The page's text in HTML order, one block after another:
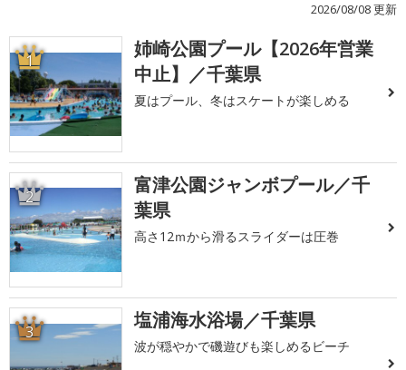
2026/08/08 更新
1
姉崎公園プール【2026年営業
中止】／千葉県
夏はプール、冬はスケートが楽しめる
2
富津公園ジャンボプール／千
葉県
高さ12ｍから滑るスライダーは圧巻
3 塩浦海水浴場／千葉県
波が穏やかで磯遊びも楽しめるビーチ